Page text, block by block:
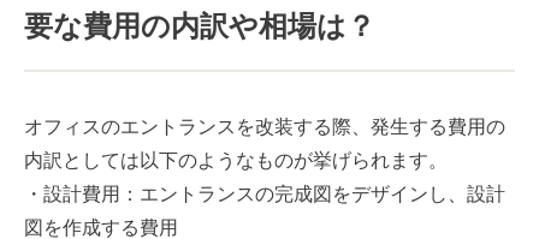
要な費用の内訳や相場は？
オフィスのエントランスを改装する際、発生する費用の
内訳としては以下のようなものが挙げられます。
・設計費用：エントランスの完成図をデザインし、設計
図を作成する費用